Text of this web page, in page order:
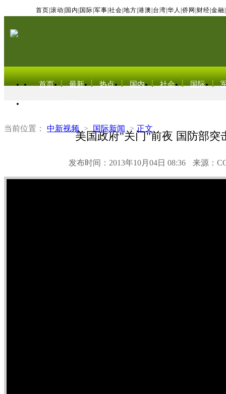
首页 滚动 国内 国际 军事 社会 地方 港澳 台湾 华人 侨网 财经 金融
首页 最新 热点 国内 社会 国际
当前位置： 中新视频 > 国际新闻 > 正文
美国政府"关门"前夜 国防部突
发布时间：2013年10月04日 08:36 来源：